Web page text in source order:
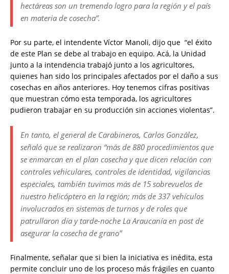
hectáreas son un tremendo logro para la región y el país
en materia de cosecha”.
Por su parte, el intendente Víctor Manoli, dijo que “el éxito
de este Plan se debe al trabajo en equipo. Acá, la Unidad
junto a la intendencia trabajó junto a los agricultores,
quienes han sido los principales afectados por el daño a sus
cosechas en años anteriores. Hoy tenemos cifras positivas
que muestran cómo esta temporada, los agricultores
pudieron trabajar en su producción sin acciones violentas”.
En tanto, el general de Carabineros, Carlos González,
señaló que se realizaron “más de 880 procedimientos que
se enmarcan en el plan cosecha y que dicen relación con
controles vehiculares, controles de identidad, vigilancias
especiales, también tuvimos más de 15 sobrevuelos de
nuestro helicóptero en la región; más de 337 vehículos
involucrados en sistemas de turnos y de roles que
patrullaron día y tarde-noche La Araucanía en post de
asegurar la cosecha de grano”
Finalmente, señalar que si bien la iniciativa es inédita, esta
permite concluir uno de los proceso más frágiles en cuanto